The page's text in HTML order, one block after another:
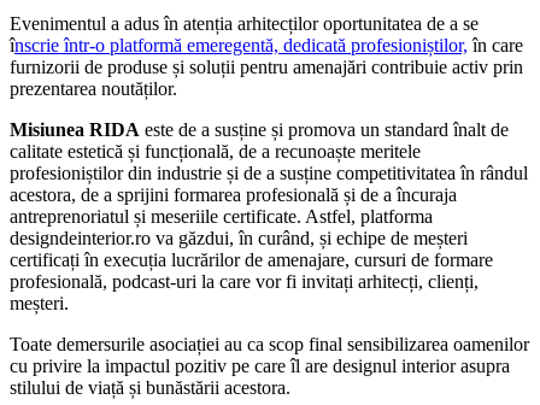
Evenimentul a adus în atenția arhitecților oportunitatea de a se
înscrie într-o platformă emeregentă, dedicată profesioniștilor, în care
furnizorii de produse și soluții pentru amenajări contribuie activ prin
prezentarea noutăților.
Misiunea RIDA este de a susține și promova un standard înalt de
calitate estetică și funcțională, de a recunoaște meritele
profesioniștilor din industrie și de a susține competitivitatea în rândul
acestora, de a sprijini formarea profesională și de a încuraja
antreprenoriatul și meseriile certificate. Astfel, platforma
designdeinterior.ro va găzdui, în curând, și echipe de meșteri
certificați în execuția lucrărilor de amenajare, cursuri de formare
profesională, podcast-uri la care vor fi invitați arhitecți, clienți,
meșteri.
Toate demersurile asociației au ca scop final sensibilizarea oamenilor
cu privire la impactul pozitiv pe care îl are designul interior asupra
stilului de viață și bunăstării acestora.